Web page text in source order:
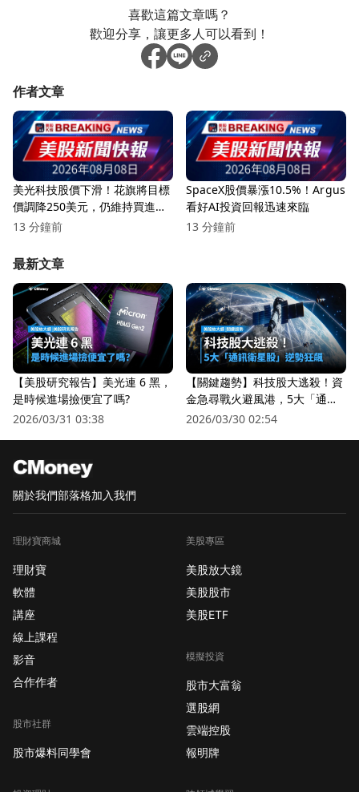
喜歡這篇文章嗎？
歡迎分享，讓更多人可以看到！
作者文章
美光科技股價下滑！花旗將目標
價調降250美元，仍維持買進評
級
13 分鐘前
SpaceX股價暴漲10.5%！Argus
看好AI投資回報迅速來臨
13 分鐘前
最新文章
【美股研究報告】美光連 6 黑，
是時候進場撿便宜了嗎?
2026/03/31 03:38
【關鍵趨勢】科技股大逃殺！資
金急尋戰火避風港，5大「通訊
衛星股」逆勢狂飆
2026/03/30 02:54
關於我們部落格加入我們
理財寶商城
理財寶
軟體
講座
線上課程
影音
合作作者
股市社群
股市爆料同學會
美股專區
美股放大鏡
美股股市
美股ETF
模擬投資
股市大富翁
選股網
雲端控股
報明牌